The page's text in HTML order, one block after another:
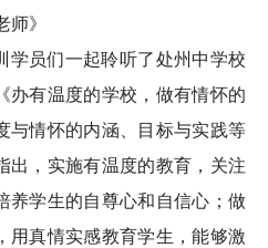
师》
学员们一起聆听了处州中学校
办有温度的学校，做有情怀的
与情怀的内涵、目标与实践等
出，实施有温度的教育，关注
养学生的自尊心和自信心；做
用真情实感教育学生，能够激